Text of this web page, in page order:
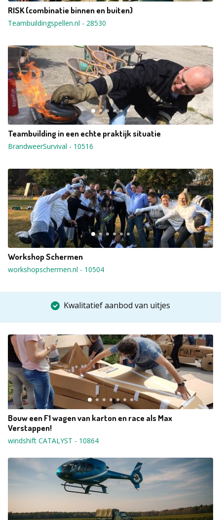
RISK (combinatie binnen en buiten)
Teambuildingspellen.nl - 28530
Teambuilding in een echte praktijk situatie
BrandweerSurvival - 10516
Workshop Schermen
workshopschermen.nl - 10504
Kwalitatief aanbod van uitjes
Bouw een F1 wagen van karton en race als Max
Verstappen!
windshift CATALYST - 10864